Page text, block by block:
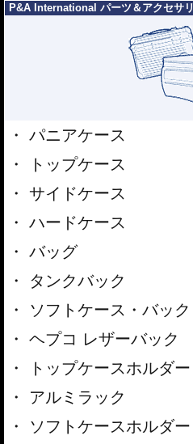
P&A International パーツ＆アクセサリ
パニアケース
トップケース
サイドケース
ハードケース
バッグ
タンクバック
ソフトケース・バック
ヘプコ レザーバック
トップケースホルダー
アルミラック
ソフトケースホルダー